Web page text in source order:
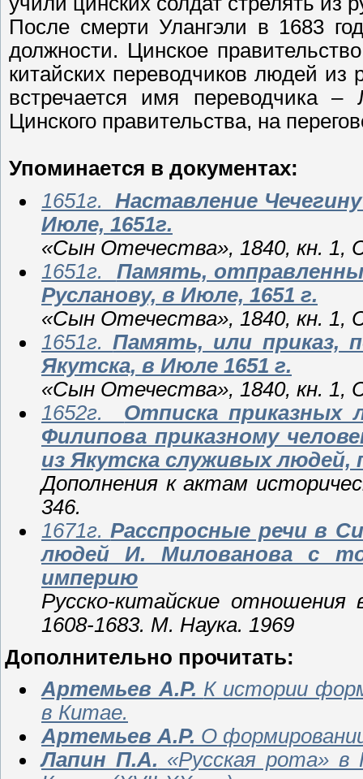
После смерти Улангэли в 1683
должности. Цинское
китайских переводчиков людей из
встречается имя переводчика
Цинского правительства, на
Упоминается в документах:
1651г.Наставление
Июле, 1651г.
«Сын Отечества», 1840, кн.
1651г. Память,
Русланову, в Июле, 1651 г.
«Сын Отечества», 1840, кн.
1651г.Память, или приказ,
Якутска, в Июле 1651 г.
«Сын Отечества», 1840, кн.
1652г. Отписка приказных
Филипова приказному
из Якутска служивых людей,
Дополнения к актам
346.
1671г.Расспросные речи в
людей И. Милованова с
империю
Русско-китайские
1608-1683. М. Наука. 1969
Дополнительно прочитать:
Артемьев А.Р. К истории
в Китае.
Артемьев А.Р. О
Лапин П.А. «Русская рота» в